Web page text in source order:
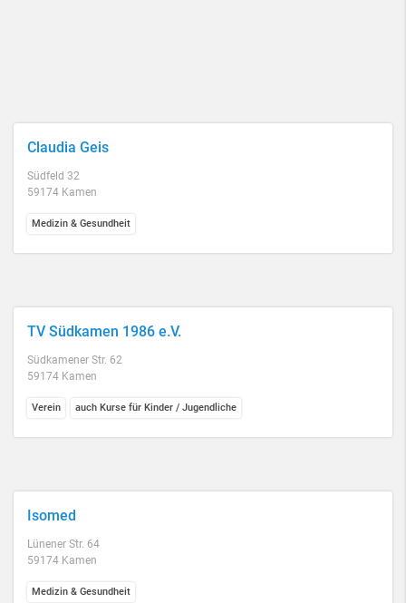
Claudia Geis
Südfeld 32
59174 Kamen
Medizin & Gesundheit
TV Südkamen 1986 e.V.
Südkamener Str. 62
59174 Kamen
Verein auch Kurse für Kinder / Jugendliche
Isomed
Lünener Str. 64
59174 Kamen
Medizin & Gesundheit